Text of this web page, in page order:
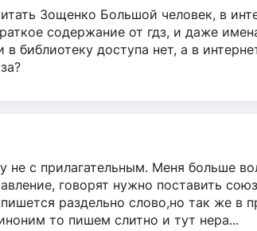
Зощенко Большой человек, в
содержание от гдз, и даже
в библиотеку доступа нет, а в
не с прилагательным. Меня больше
говорят нужно поставить
раздельно слово,но так же в
то пишем слитно и тут нера...